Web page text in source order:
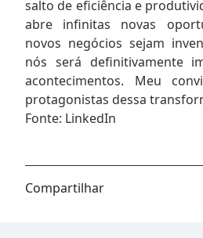
salto de eficiência e
abre infinitas novas
novos negócios sejam
nós será definitivamente
acontecimentos. Meu
protagonistas dessa
Fonte: LinkedIn
Compartilhar